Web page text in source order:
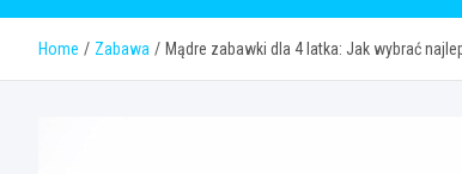
Home Zabawa Mądre zabawki dla 4 latka: Jak wybrać